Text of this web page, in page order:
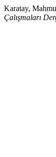
Karatay,
Çalışmaları